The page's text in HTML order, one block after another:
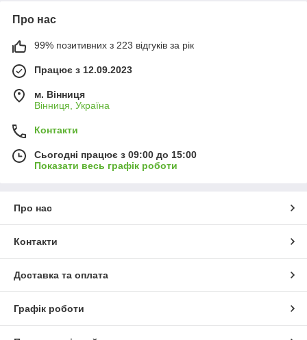
Про нас
99% позитивних з 223 відгуків за рік
Працює з 12.09.2023
м. Вінниця
Вінниця, Україна
Контакти
Сьогодні працює з 09:00 до 15:00
Показати весь графік роботи
Про нас
Контакти
Доставка та оплата
Графік роботи